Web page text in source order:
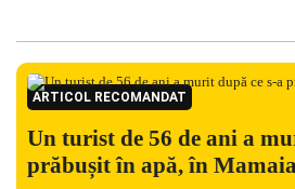
ARTICOL RECOMANDAT
Un turist de 56 de ani a
prăbușit în apă, în Mamaia